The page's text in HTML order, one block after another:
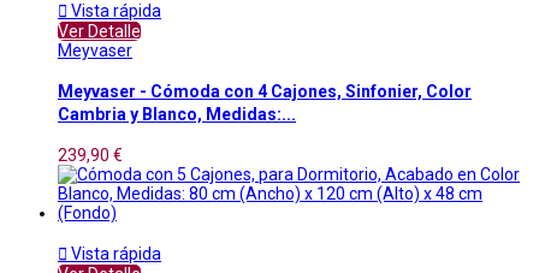
 Vista rápida
Ver Detalle
Meyvaser
Meyvaser - Cómoda con 4 Cajones, Sinfonier, Color
Cambria y Blanco, Medidas:...
239,90 €
 Vista rápida